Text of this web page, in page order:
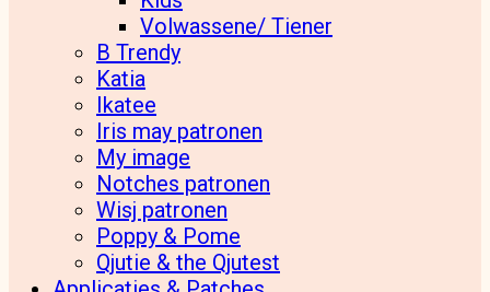
Volwassene/ Tiener
B Trendy
Katia
Ikatee
Iris may patronen
My image
Notches patronen
Wisj patronen
Poppy & Pome
Qjutie & the Qjutest